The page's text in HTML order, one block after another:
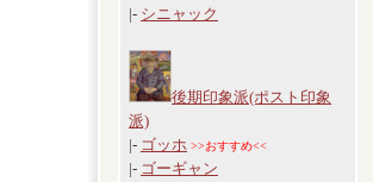
|- シニャック
後期印象派(ポスト印象
派)
|- ゴッホ >>おすすめ<<
|- ゴーギャン